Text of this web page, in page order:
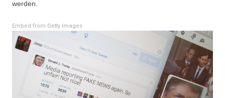
werden.
Embed from Getty Images